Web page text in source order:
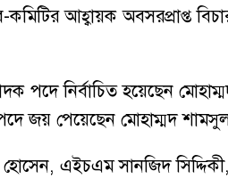
আহ্বায়ক অবসরপ্রাপ্ত
পদে নির্বাচিত হয়েছেন
জয় পেয়েছেন মোহাম্মদ
এইচএম সানজিদ